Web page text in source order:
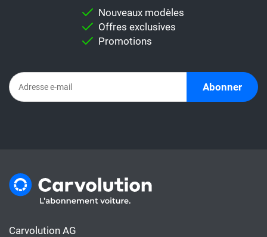
Nouveaux modèles
Offres exclusives
Promotions
Abonner
Carvolution AG